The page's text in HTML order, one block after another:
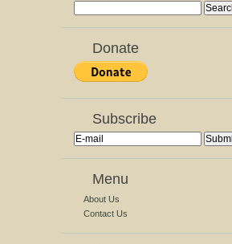
Donate
Subscribe
Menu
About Us
Contact Us